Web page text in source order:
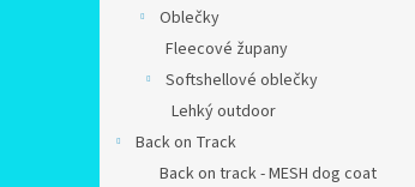
Oblečky
Fleecové župany
Softshellové oblečky
Lehký outdoor
Back on Track
Back on track - MESH dog coat